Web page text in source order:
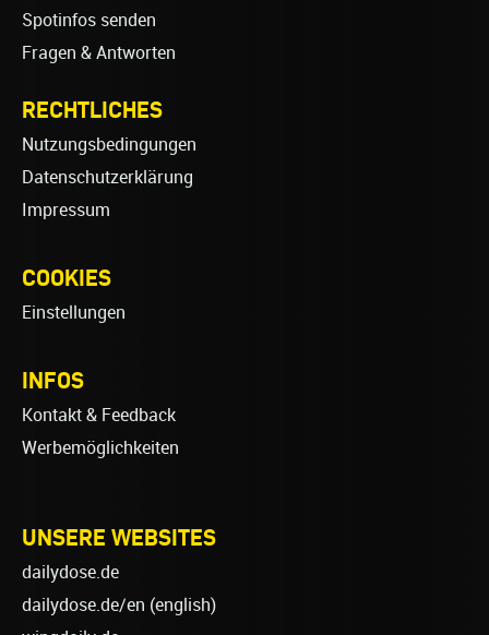
Spotinfos senden
Fragen & Antworten
RECHTLICHES
Nutzungsbedingungen
Datenschutzerklärung
Impressum
COOKIES
Einstellungen
INFOS
Kontakt & Feedback
Werbemöglichkeiten
UNSERE WEBSITES
dailydose.de
dailydose.de/en (english)